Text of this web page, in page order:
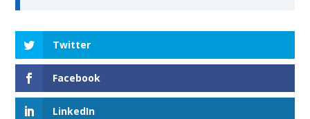
Twitter
Facebook
LinkedIn